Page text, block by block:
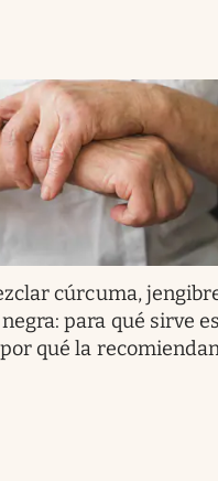
cúrcuma,
para qué sirve
qué la